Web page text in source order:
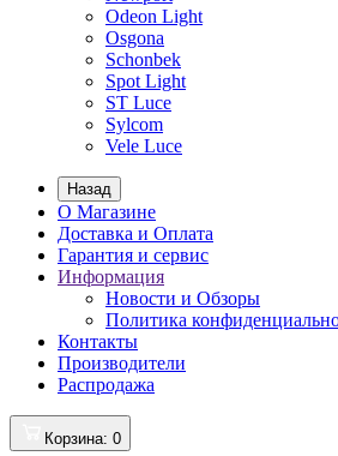
Odeon Light
Osgona
Schonbek
Spot Light
ST Luce
Sylcom
Vele Luce
Назад
О Магазине
Доставка и Оплата
Гарантия и сервис
Информация
Новости и Обзоры
Политика
Контакты
Производители
Распродажа
Корзина: 0